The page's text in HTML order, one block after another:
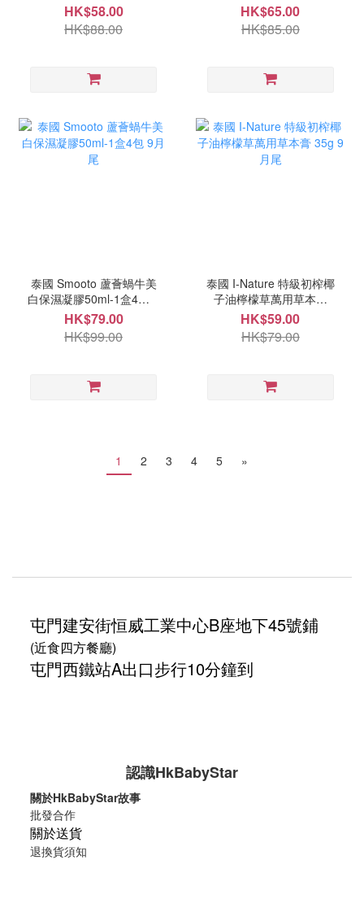
HK$58.00
HK$88.00
HK$65.00
HK$85.00
泰國 Smooto 蘆薈蝸牛美
白保濕凝膠50ml-1盒4包 9
月尾
HK$79.00
HK$99.00
泰國 I-Nature 特級初榨椰
子油檸檬草萬用草本膏
35g 9月尾
HK$59.00
HK$79.00
1 2 3 4 5 »
屯門建安街恒威工業中心B座地下45號鋪
(近食四方餐廳)
屯門西鐵站A出口步行10分鐘到
認識HkBabyStar
關於HkBabyStar故事
批發合作
關於送貨
退換貨須知